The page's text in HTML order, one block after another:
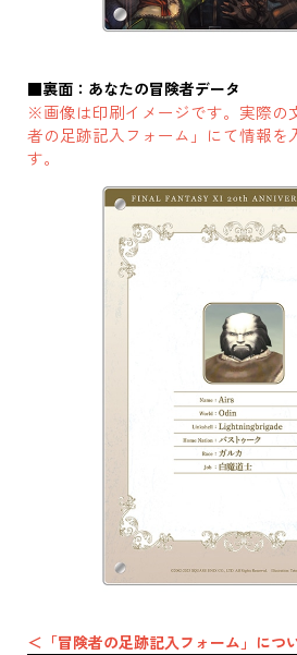
■裏面：あなたの冒険者データ
※画像は印刷イメージです。実際の
者の足跡記入フォーム」にて情報を
す。
＜「冒険者の足跡記入フォーム」につ